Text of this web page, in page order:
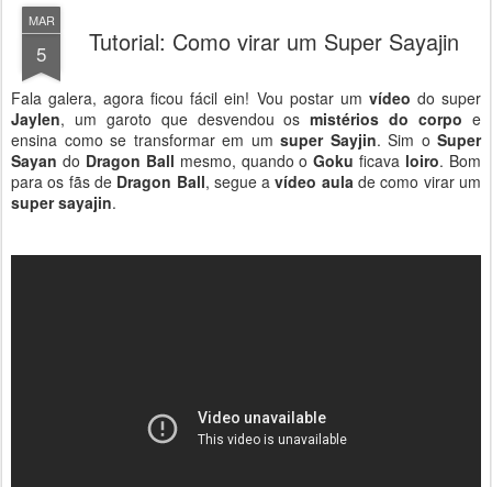
MAR
5 Tutorial: Como virar um Super Sayajin
Fala galera, agora ficou fácil ein! Vou postar um vídeo do super
Jaylen, um garoto que desvendou osmistérios do corpo e
ensina como se transformar em um super Sayjin. Sim o Super
Sayan do Dragon Ball mesmo, quando oGoku ficava loiro. Bom
para os fãs de Dragon Ball, segue avídeo aulade como virar um
super sayajin.